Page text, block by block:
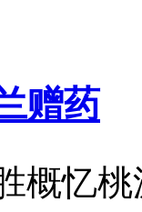
赠药
概忆桃